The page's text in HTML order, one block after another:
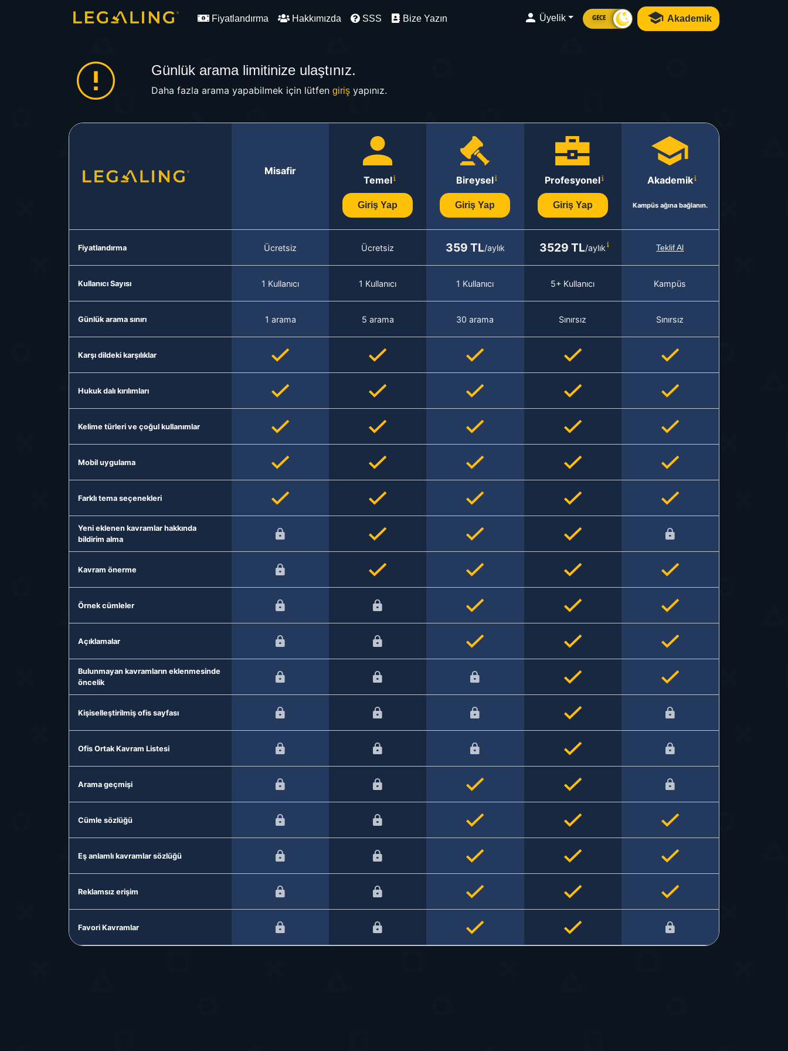
Fiyatlandırma Hakkımızda SSS Bize Yazın Üyelik GECE Akademik
Günlük arama limitinize ulaştınız.
Daha fazla arama yapabilmek için lütfen girişyapınız.
Misafir
Temel
Giriş Yap
Bireysel
Giriş Yap
Profesyonel
Giriş Yap
Akademik
Kampüs ağına bağlanın.
Fiyatlandırma Ücretsiz Ücretsiz 359 TL/aylık 3529 TL/aylık Teklif Al
Kullanıcı Sayısı 1 Kullanıcı 1 Kullanıcı 1 Kullanıcı 5+ Kullanıcı Kampüs
Günlük arama sınırı 1 arama 5 arama 30 arama Sınırsız Sınırsız
Karşı dildeki karşılıklar
Hukuk dalı kırılımları
Kelime türleri ve çoğul kullanımlar
Mobil uygulama
Farklı tema seçenekleri
Yeni eklenen kavramlar hakkında
bildirim alma
Kavram önerme
Örnek cümleler
Açıklamalar
Bulunmayan kavramların eklenmesinde
öncelik
Kişiselleştirilmiş ofis sayfası
Ofis Ortak Kavram Listesi
Arama geçmişi
Cümle sözlüğü
Eş anlamlı kavramlar sözlüğü
Reklamsız erişim
Favori Kavramlar